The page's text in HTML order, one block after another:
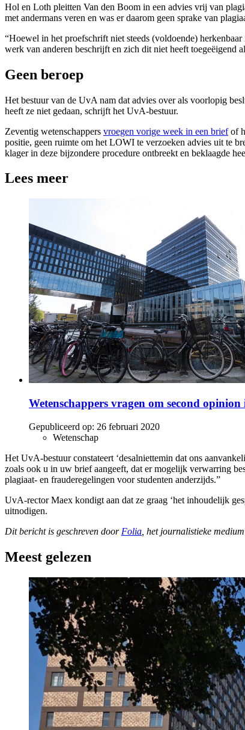
Hol en Loth pleitten Van den Boom in een advies vrij van
met andermans veren en was er daarom geen sprake van
“Hoewel in het proefschrift niet steeds (voldoende)
werk van anderen beschrijft en zich dit niet heeft toegeëigend
Geen beroep
Het bestuur van de UvA nam dat advies over als voorlopig
heeft ze niet gedaan, schrijft het UvA-bestuur.
Zeventig wetenschappers vroegen vorige week in een briefof
positie, geen ruimte om het LOWI te verzoeken advies uit te
klager in deze bijzondere procedure ontbreekt en beklaagde
Lees meer
Wetenschappers vragen om second
Gepubliceerd op: 26 februari 2020
Wetenschap
Het UvA-bestuur constateert ‘desalniettemin dat ons
zoals ook u in uw brief aangeeft, dat er mogelijk verwarring
plagiaat- en frauderegelingen voor studenten anderzijds.”
UvA-rector Maex kondigt aan dat ze graag ‘het inhoudelijk
uitnodigen.
Dit bericht is geschreven door Folia , het journalistieke
Meest gelezen